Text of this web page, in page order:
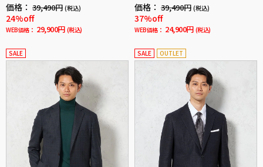
価格： 39,490円 (税込)
24%off
WEB価格： 29,900円 (税込)
価格： 39,490円 (税込)
37%off
WEB価格： 24,900円 (税込)
SALE SALE OUTLET